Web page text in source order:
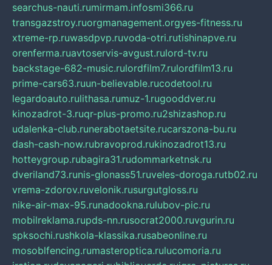
searchus-nauti.rumirmam.infosmi366.ru
transgazstroy.ruorgmanagement.orgyes-fitness.ru
xtreme-rp.ruwasdpvp.ruvoda-otri.rutishinapve.ru
orenferma.ruavtoservis-avgust.rulord-tv.ru
backstage-682-music.rulordfilm7.rulordfilm13.ru
prime-cars63.ruun-believable.rucodetool.ru
legardoauto.rulithasa.rumuz-1.rugooddver.ru
kinozadrot-3.ruqr-plus-promo.ru2shizashop.ru
udalenka-club.runerabotaetsite.rucarszona-bu.ru
dash-cash-now.rubravoprod.rukinozadrot13.ru
hotteygroup.rubagira31.rudommarketnsk.ru
dveriland73.runis-glonass51.ruveles-doroga.rutb02.ru
vrema-zdorov.ruvelonik.rusurgutgloss.ru
nike-air-max-95.runadookna.rulubov-pic.ru
mobilreklama.rupds-nn.rusocrat2000.ruvgurin.ru
spksochi.rushkola-klassika.rusabeonline.ru
mosoblfencing.rumasteroptica.rulucomoria.ru